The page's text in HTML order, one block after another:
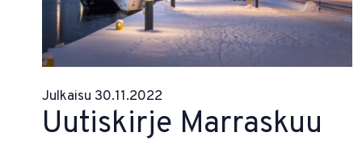
Julkaisu 30.11.2022
Uutiskirje Marraskuu